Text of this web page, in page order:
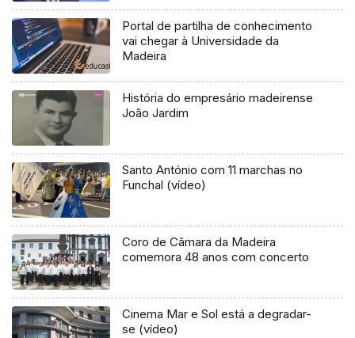
Portal de partilha de conhecimento
vai chegar à Universidade da
Madeira
História do empresário madeirense
João Jardim
Santo António com 11 marchas no
Funchal (vídeo)
Coro de Câmara da Madeira
comemora 48 anos com concerto
Cinema Mar e Sol está a degradar-
se (vídeo)